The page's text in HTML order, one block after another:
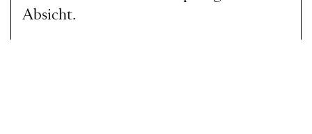
Absicht.